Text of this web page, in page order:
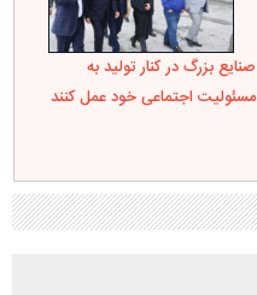
صنایع بزرگ در کنار تولید به
مسئولیت اجتماعی خود عمل کنند